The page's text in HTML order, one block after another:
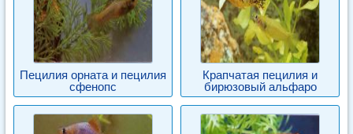
Пецилия орната и пецилия
сфенопс
Крапчатая пецилия и
бирюзовый альфаро